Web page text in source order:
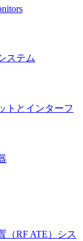
ステム
トとインターフ
（RF ATE）シス